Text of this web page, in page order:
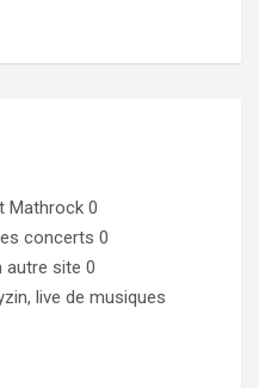
Mathrock 0
concerts 0
site 0
live de musiques